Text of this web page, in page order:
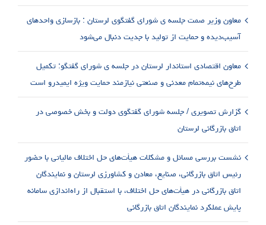
معاون وزیر صمت جلسه ی شورای گفتگوی لرستان : بازسازی واحدهای
آسیب‌دیده و حمایت از تولید با جدیت دنبال می‌شود
معاون اقتصادی استاندار لرستان در جلسه ی شورای گفتگو: تکمیل
طرح‌های نیمه‌تمام معدنی و صنعتی نیازمند حمایت ویژه ایمیدرو است
گزارش تصویری / جلسه شورای گفتگوی دولت و بخش خصوصی در
اتاق بازرگانی لرستان
نشست بررسی مسائل و مشکلات هیأت‌های حل اختلاف مالیاتی با حضور
رئیس اتاق بازرگانی، صنایع، معادن و کشاورزی لرستان و نمایندگان
اتاق بازرگانی در هیأت‌های حل اختلاف، با استقبال از راه‌اندازی سامانه
پایش عملکرد نمایندگان اتاق بازرگانی